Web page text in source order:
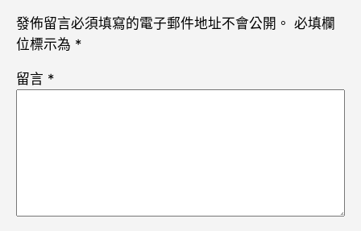
發佈留言必須填寫的電子郵件地址不會公開。 必填欄
位標示為 *
留言 *